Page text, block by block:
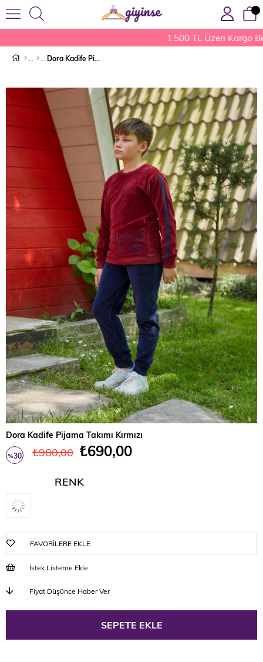
1.500 TL Üzeri Kargo
Dora Kadife Pijama Takımı Kırmızı
Dora Kadife Pijama Takımı Kırmızı
%30 ₺980,00 ₺690,00
RENK
FAVORILERE EKLE
İstek Listeme Ekle
Fiyat Düşünce Haber Ver